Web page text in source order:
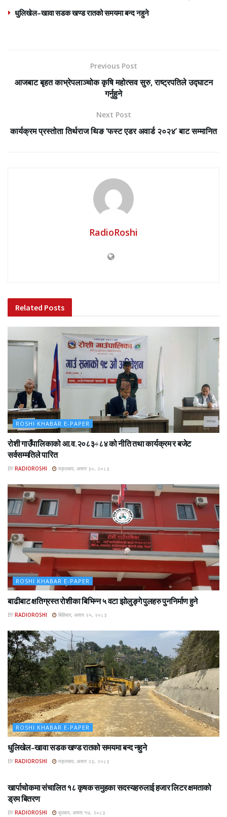
धुलिखेल–खावा सडक खण्ड रातको समयमा बन्द नहुने
Previous Post
आजबाट बृहत काभ्रेपलाञ्चोक कृषि महोत्सव सुरु, राष्ट्रपतिले उद्घाटन
गर्नुहुने
Next Post
कार्यक्रम प्रस्तोता तिर्थराज थिङ ‘फस्ट एडर अवार्ड २०२४’ बाट सम्मानित
RadioRoshi
Related Posts
ROSHI KHABAR E-PAPER
रोशी गाउँपालिकाको आ.व.२०८३÷८४ को नीति तथा कार्यक्रम र बजेट
सर्वसम्मतिले पारित
BY RADIOROSHI मङ्लबार, असार ३०, २०८३
ROSHI KHABAR E-PAPER
बाढीबाट क्षतिग्रस्त रोशीका बिभिन्न ५ वटा झोलुङ्गे पुलहरु पुननिर्माण हुने
BY RADIOROSHI बिहिबार, असार २५, २०८३
ROSHI KHABAR E-PAPER
धुलिखेल–खावा सडक खण्ड रातको समयमा बन्द नहुने
BY RADIOROSHI मङ्लबार, असार २३, २०८३
खार्पाचोकमा संचालित १८ कृषक समुहका सदस्यहरुलाई हजार लिटर क्षमताको
ड्रम बितरण
BY RADIOROSHI बुधबार, असार १७, २०८३